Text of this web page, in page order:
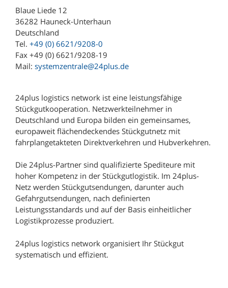
Kunzendorf Spedition GmbH (Niederlassung
Ludwigsburg)
Lagermax Logistics Austria GmbH
Lagermax Logistics Hungary Kft.
Maier Spedition GmbH
Michael Wolf Spedition OHG
Möller Internationale Speditions GmbH & Co.
KG
Mühlberger Spedition & Logistik GmbH
Oetjen Logistik GmbH
Reischl & Schneider GmbH & Co.
Robert Müller GmbH
Robert Müller GmbH (Niederlassung Chemnitz)
Robert Müller GmbH (Niederlassung Leipzig)
Blaue Liede 12
36282 Hauneck-Unterhaun
Deutschland
Tel. +49 (0) 6621/9208-0
Fax +49 (0) 6621/9208-19
Mail: systemzentrale@24plus.de
24plus logistics network ist eine leistungsfähige
Stückgutkooperation. Netzwerkteilnehmer in
Deutschland und Europa bilden ein gemeinsames,
europaweit flächendeckendes Stückgutnetz mit
fahrplangetakteten Direktverkehren und Hubverkehren.
Die 24plus-Partner sind qualifizierte Spediteure mit
hoher Kompetenz in der Stückgutlogistik. Im 24plus-
Netz werden Stückgutsendungen, darunter auch
Gefahrgutsendungen, nach definierten
Leistungsstandards und auf der Basis einheitlicher
Logistikprozesse produziert.
24plus logistics network organisiert Ihr Stückgut
systematisch und effizient.